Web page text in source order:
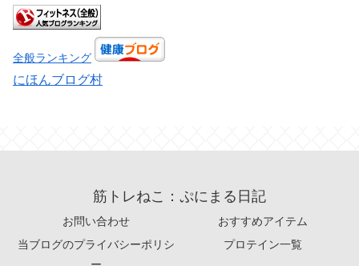
全般ランキング
にほんブログ村
筋トレねこ：ぷにまる日記
お問い合わせ
おすすめアイテム
当ブログのプライバシーポリシ
プロテイン一覧